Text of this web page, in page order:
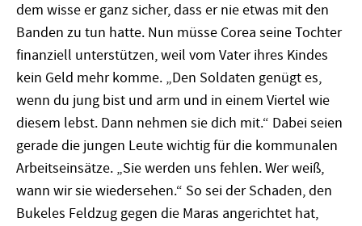
dem wisse er ganz sicher, dass er nie etwas mit den
Banden zu tun hatte. Nun müsse Corea seine Tochter
finanziell unterstützen, weil vom Vater ihres Kindes
kein Geld mehr komme. „Den Soldaten genügt es,
wenn du jung bist und arm und in einem Viertel wie
diesem lebst. Dann nehmen sie dich mit.“ Dabei seien
gerade die jungen Leute wichtig für die kommunalen
Arbeitseinsätze. „Sie werden uns fehlen. Wer weiß,
wann wir sie wiedersehen.“ So sei der Schaden, den
Bukeles Feldzug gegen die Maras angerichtet hat,